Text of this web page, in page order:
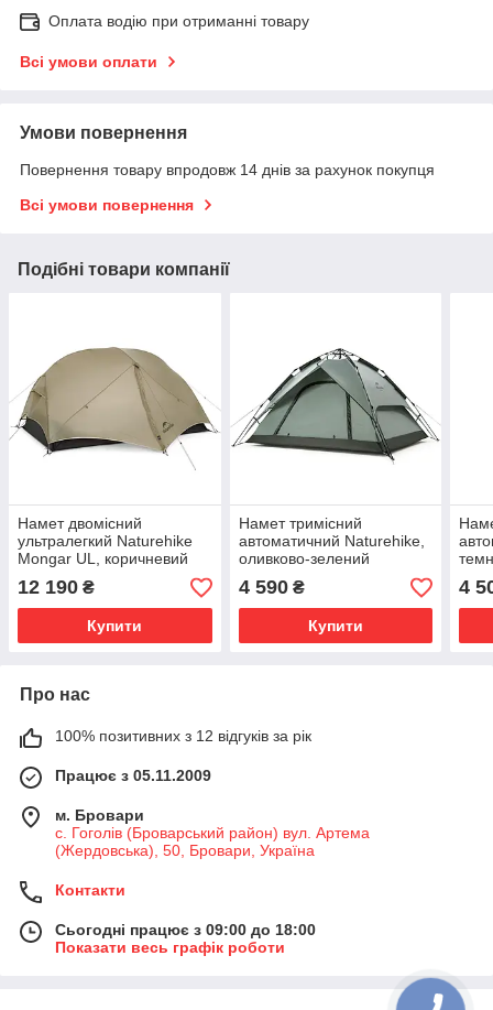
Оплата водію при отриманні товару
Всі умови оплати
Умови повернення
Повернення товару впродовж 14 днів за рахунок покупця
Всі умови повернення
Подібні товари компанії
Намет двомісний
ультралегкий Naturehike
Mongar UL, коричневий
12 190 ₴
Купити
Намет тримісний
автоматичний Naturehike,
оливково-зелений
4 590₴
Купити
4
Про нас
100% позитивних з 12 відгуків за рік
Працює з 05.11.2009
м. Бровари
с. Гоголів (Броварський район) вул. Артема
(Жердовська), 50, Бровари, Україна
Контакти
Сьогодні працює з 09:00 до 18:00
Показати весь графік роботи